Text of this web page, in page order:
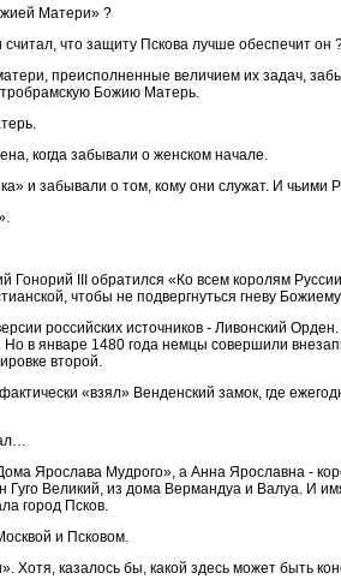
Матери» ?
что защиту Пскова лучше обеспечит он
преисполненные величием их задач,
Божию Матерь.
когда забывали о женском начале.
и забывали о том, кому они служат. И чьими
Гонорий III обратился «Ко всем королям
чтобы не подвергнуться гневу
российских источников - Ливонский Орден.
в январе 1480 года немцы совершили
второй.
«взял» Венденский замок, где
Ярослава Мудрого», а Анна Ярославна -
Великий, из дома Вермандуа и Валуа. И
город Псков.
и Псковом.
казалось бы, какой здесь может быть